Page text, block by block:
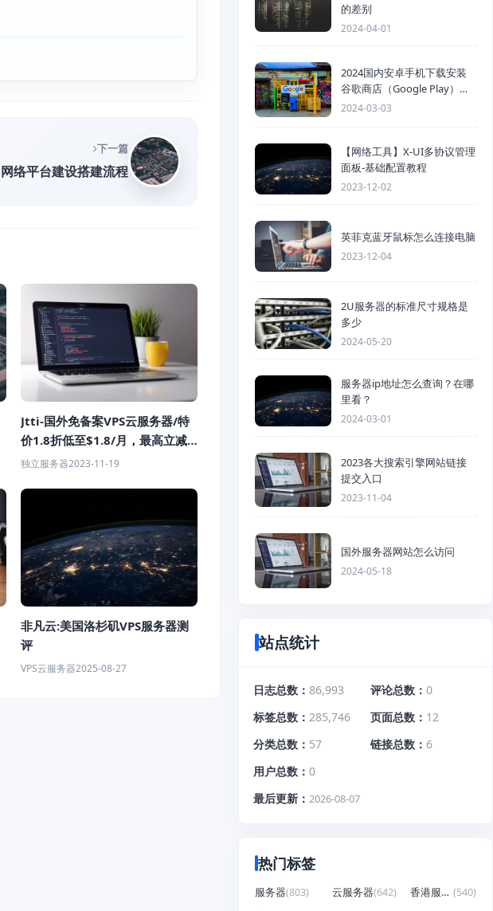
下一篇
网络平台建设搭建流程
Jtti-国外免备案VPS云服务器/特
价1.8折低至$1.8/月，最高立减
82%，CN2 GIA三网直连线路/全
独立服务器2023-11-19
非凡云:美国洛杉矶VPS服务器测
评
VPS云服务器2025-08-27
的差别
2024-04-01
2024国内安卓手机下载安装
谷歌商店（Google Play）详
细步骤
2024-03-03
【网络工具】X-UI多协议管理
面板-基础配置教程
2023-12-02
英菲克蓝牙鼠标怎么连接电脑
2023-12-04
2U服务器的标准尺寸规格是
多少
2024-05-20
服务器ip地址怎么查询？在哪
里看？
2024-03-01
2023各大搜索引擎网站链接
提交入口
2023-11-04
国外服务器网站怎么访问
2024-05-18
站点统计
日志总数 86,993 评论总数
0
标签总数
285,746 页面总数
12
分类总数
57 链接总数
6
用户总数
0
最后更新
2026-08-07
热门标签
服务器(803) 云服务器(642) 香港服务器 (540)